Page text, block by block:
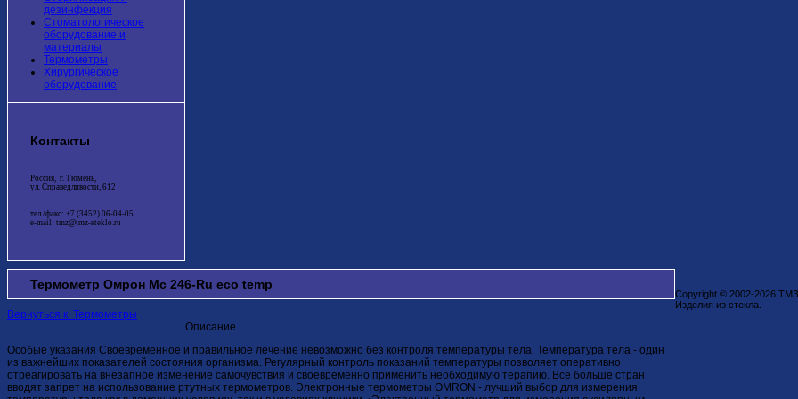
дезинфекция
Стоматологическое
оборудование и
материалы
Термометры
Хирургическое
оборудование
Контакты
Россия, г. Тюмень,
ул. Справедливости, 612
тел./факс: +7 (3452) 06-04-05
e-mail: tmz@tmz-steklo.ru
Термометр Омрон Мс 246-Ru eco temp
Вернуться к: Термометры
Описание
Особые указания Своевременное и правильное лечение невозможно без контроля температуры тела. Температура тела - один
из важнейших показателей состояния организма. Регулярный контроль показаний температуры позволяет оперативно
отреагировать на внезапное изменение самочувствия и своевременно применить необходимую терапию. Все больше стран
вводят запрет на использование ртутных термометров. Электронные термометры OMRON - лучший выбор для измерения
Copyright © 2002-2026
Изделия из стекла.